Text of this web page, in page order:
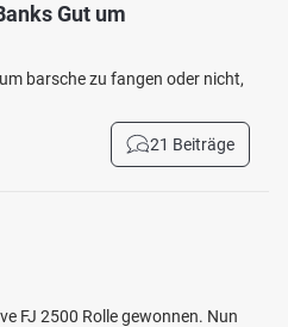
Gut um
barsche zu fangen oder nicht,
21 Beiträge
FJ 2500 Rolle gewonnen. Nun